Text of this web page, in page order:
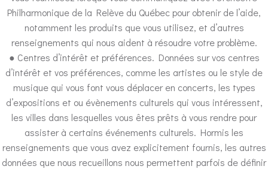
Philharmonique de la Relève du Québec pour obtenir de l’aide,
notamment les produits que vous utilisez, et d’autres
renseignements qui nous aident à résoudre votre problème.
● Centres d’intérêt et préférences. Données sur vos centres
d’intérêt et vos préférences, comme les artistes ou le style de
musique qui vous font vous déplacer en concerts, les types
d’expositions et ou évènements culturels qui vous intéressent,
les villes dans lesquelles vous êtes prêts à vous rendre pour
assister à certains événements culturels. Hormis les
renseignements que vous avez explicitement fournis, les autres
données que nous recueillons nous permettent parfois de définir